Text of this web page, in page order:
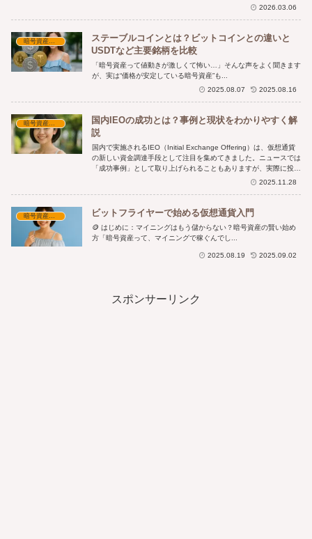
2026.03.06
暗号資産の基本と考察
ステーブルコインとは？ビットコインとの違いと
USDTなど主要銘柄を比較
「暗号資産って値動きが激しくて怖い…」そんな声をよく聞きます
が、実は“価格が安定している暗号資産”も...
2025.08.07
2025.08.16
暗号資産の基本と考察
国内IEOの成功とは？事例と現状をわかりやすく解
説
国内で実施されるIEO（Initial Exchange Offering）は、仮想通貨
の新しい資金調達手段として注目を集めてきました。ニュースでは
「成功事例」として取り上げられることもありますが、実際に投資
家にとって成功だったのかは疑問が残ります。果たして国内IEOの
2025.11.28
暗号資産の基本と考察 ビットフライヤーで始める仮想通貨入門
🪙 はじめに：マイニングはもう儲からない？暗号資産の賢い始め
方「暗号資産って、マイニングで稼ぐんでし...
2025.08.19 2025.09.02
スポンサーリンク